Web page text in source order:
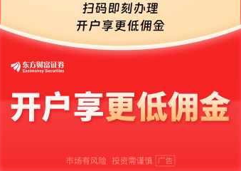
个人
A股
个人 A股
个人 A股
个人